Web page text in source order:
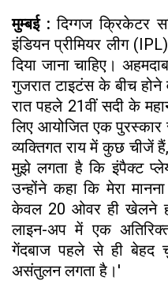
मुम्बई : दिग्गज क्रिकेटर
इंडियन प्रीमियर लीग
दिया जाना चाहिए।
गुजरात टाइटंस के बीच
रात पहले 21वीं सदी के
लिए आयोजित एक पुरस्कार
व्यक्तिगत राय में कुछ चीजें
मुझे लगता है कि इंपैक्ट
उन्होंने कहा कि मेरा
केवल 20 ओवर ही खेलने
लाइन-अप में एक
गेंदबाज पहले से ही बेहद
असंतुलन लगता है।'